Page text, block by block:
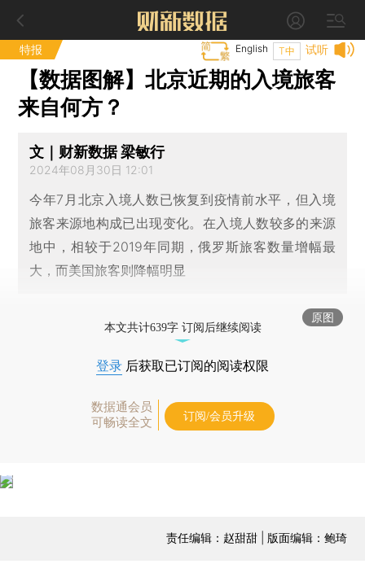
特报 试听
T中
English
【数据图解】北京近期的入境旅客
来自何方？
文｜财新数据 梁敏行
2024年08月30日 12:01
今年7月北京入境人数已恢复到疫情前水平，但入境
旅客来源地构成已出现变化。在入境人数较多的来源
地中，相较于2019年同期，俄罗斯旅客数量增幅最
大，而美国旅客则降幅明显
原图
本文共计639字 订阅后继续阅读
登录 后获取已订阅的阅读权限
数据通会员
可畅读全文
订阅/会员升级
责任编辑：赵甜甜 | 版面编辑：鲍琦